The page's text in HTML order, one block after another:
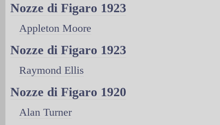
Nozze di Figaro 1923
Appleton Moore
Nozze di Figaro 1923
Raymond Ellis
Nozze di Figaro 1920
Alan Turner